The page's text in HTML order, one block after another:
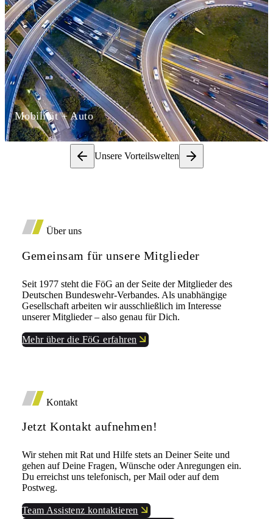
Mobilität + Auto
Unsere Vorteilswelten
Über uns
Gemeinsam für unsere Mitglieder
Seit 1977 steht die FöG an der Seite der Mitglieder des
Deutschen Bundeswehr-Verbandes. Als unabhängige
Gesellschaft arbeiten wir ausschließlich im Interesse
unserer Mitglieder – also genau für Dich.
Mehr über die FöG erfahren
Kontakt
Jetzt Kontakt aufnehmen!
Wir stehen mit Rat und Hilfe stets an Deiner Seite und
gehen auf Deine Fragen, Wünsche oder Anregungen ein.
Du erreichst uns telefonisch, per Mail oder auf dem
Postweg.
Team Assistenz kontaktieren